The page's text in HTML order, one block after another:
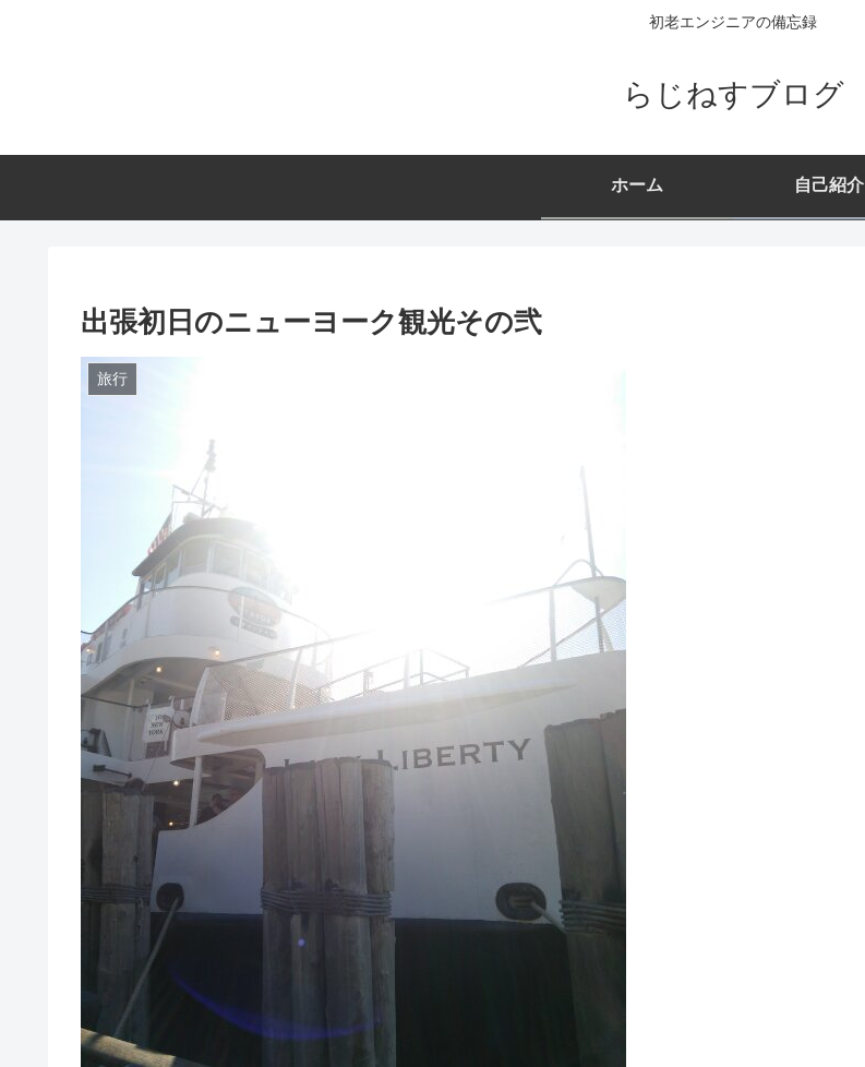
初老エンジニアの備忘録
らじねすブログ
ホーム 自己紹介
出張初日のニューヨーク観光その弐
旅行